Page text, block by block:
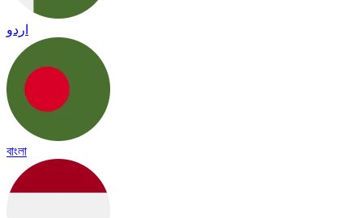
اردو
বাংলা